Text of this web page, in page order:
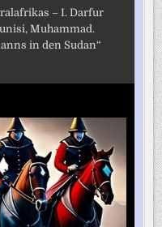
– I. Darfur
Muhammad.
in den Sudan“